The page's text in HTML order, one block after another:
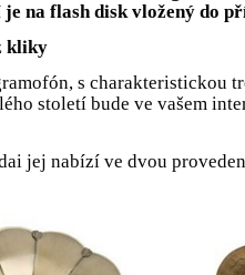
je na flash disk vložený do
kliky
s charakteristickou
století bude ve vašem
jej nabízí ve dvou